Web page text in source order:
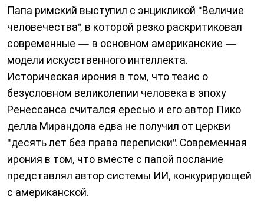
Папа римский выступил с энцикликой "Величие
человечества", в которой резко раскритиковал
современные — в основном американские —
модели искусственного интеллекта.
Историческая ирония в том, что тезис о
безусловном великолепии человека в эпоху
Ренессанса считался ересью и его автор Пико
делла Мирандола едва не получил от церкви
"десять лет без права переписки". Современная
ирония в том, что вместе с папой послание
представлял автор системы ИИ, конкурирующей
с американской.